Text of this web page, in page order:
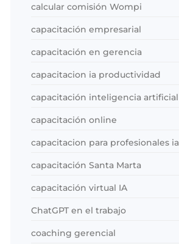
calcular comisión Wompi
capacitación empresarial
capacitación en gerencia
capacitacion ia productividad
capacitación inteligencia artificial
capacitación online
capacitacion para profesionales ia
capacitación Santa Marta
capacitación virtual IA
ChatGPT en el trabajo
coaching gerencial